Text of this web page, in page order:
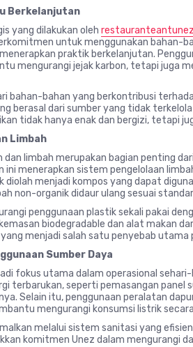
Berkelanjutan
yang dilakukan oleh
untuk menggunakan bahan-
praktik berkelanjutan.
mengurangi jejak karbon, tetapi juga
bahan-bahan yang berkontribusi
berasal dari sumber yang tidak
tidak hanya enak dan bergizi, tetapi
Limbah
dan limbah merupakan bagian penting
ini menerapkan sistem pengelolaan
diolah menjadi kompos yang dapat
non-organik didaur ulang sesuai
penggunaan plastik sekali pakai
biodegradable dan alat makan
menjadi salah satu penyebab utama
Sumber Daya
fokus utama dalam operasional
terbarukan, seperti pemasangan panel
Selain itu, penggunaan peralatan
mengurangi konsumsi listrik
melalui sistem sanitasi yang
komitmen Unez dalam mengurangi